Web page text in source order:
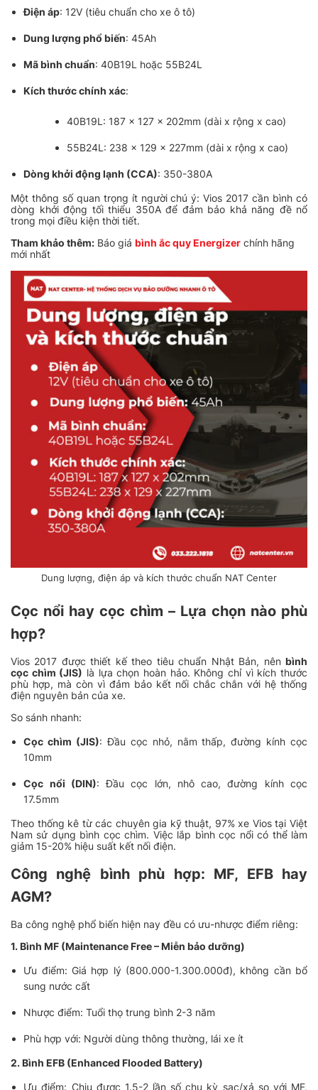
Điện áp: 12V (tiêu chuẩn cho xe ô tô)
Dung lượng phổ biến: 45Ah
Mã bình chuẩn: 40B19L hoặc 55B24L
Kích thước chính xác:
40B19L: 187 x 127 x 202mm (dài x rộng x cao)
55B24L: 238 x 129 x 227mm (dài x rộng x cao)
Dòng khởi động lạnh (CCA): 350-380A
Một thông số quan trọng ít người chú ý: Vios 2017 cần bình có
dòng khởi động tối thiểu 350A để đảm bảo khả năng đề nổ
trong mọi điều kiện thời tiết.
Tham khảo thêm: Báo giá bình ắc quy Energizer chính hãng
mới nhất
Dung lượng, điện áp và kích thước chuẩn NAT Center
Cọc nổi hay cọc chìm – Lựa chọn nào phù
hợp?
Vios 2017 được thiết kế theo tiêu chuẩn Nhật Bản, nên bình
cọc chìm (JIS) là lựa chọn hoàn hảo. Không chỉ vì kích thước
phù hợp, mà còn vì đảm bảo kết nối chắc chắn với hệ thống
điện nguyên bản của xe.
So sánh nhanh:
Cọc chìm (JIS): Đầu cọc nhỏ, nằm thấp, đường kính cọc
10mm
Cọc nổi (DIN): Đầu cọc lớn, nhô cao, đường kính cọc
17.5mm
Theo thống kê từ các chuyên gia kỹ thuật, 97% xe Vios tại Việt
Nam sử dụng bình cọc chìm. Việc lắp bình cọc nổi có thể làm
giảm 15-20% hiệu suất kết nối điện.
Công nghệ bình phù hợp: MF, EFB hay
AGM?
Ba công nghệ phổ biến hiện nay đều có ưu-nhược điểm riêng:
1. Bình MF (Maintenance Free – Miễn bảo dưỡng)
Ưu điểm: Giá hợp lý (800.000-1.300.000đ), không cần bổ
sung nước cất
Nhược điểm: Tuổi thọ trung bình 2-3 năm
Phù hợp với: Người dùng thông thường, lái xe ít
2. Bình EFB (Enhanced Flooded Battery)
Ưu điểm: Chịu được 1.5-2 lần số chu kỳ sạc/xả so với MF,